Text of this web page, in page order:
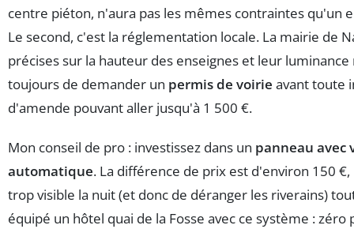
centre piéton, n'aura pas les mêmes contraintes qu'un
Le second, c'est la réglementation locale. La mairie de
précises sur la hauteur des enseignes et leur
toujours de demander un permis de voirie avant toute
d'amende pouvant aller jusqu'à 1 500 €.
Mon conseil de pro : investissez dans un panneau
automatique. La différence de prix est d'environ 150
trop visible la nuit (et donc de déranger les riverains)
équipé un hôtel quai de la Fosse avec ce système :